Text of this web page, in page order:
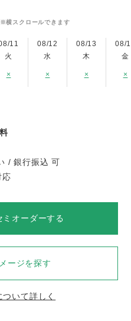
スクロールできます
11
火
×
08/12
水
×
08/13
木
×
08/
金
×
/ 銀行振込 可
応
オーダーする
ージを探す
いて詳しく